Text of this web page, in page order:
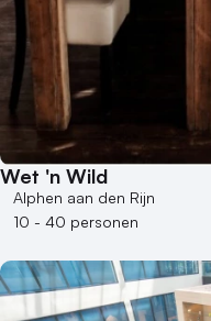
Hotel
Hybride events
Industriële locatie
Kasteel en landgoed
Kleine / intieme locatie
Locaties aan zee
Museum
Theater
Varende locatie
Wet 'n Wild
Alphen aan den Rijn
10 - 40 personen